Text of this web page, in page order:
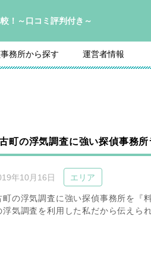
！～口コミ評判付き～
務所から探す 運営者情報
町の浮気調査に強い探偵事務所
年10月16日 エリア
町の浮気調査に強い探偵事務所を『
浮気調査を利用した私だから伝えら